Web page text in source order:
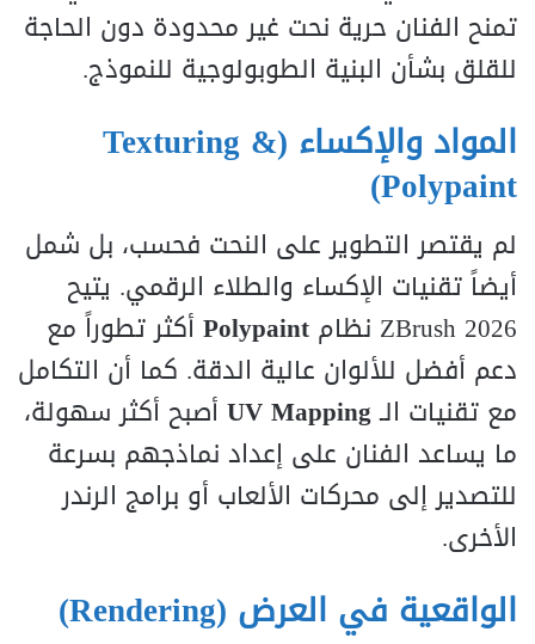
تمنح الفنان حرية نحت غير محدودة دون الحاجة
للقلق بشأن البنية الطوبولوجية للنموذج.
المواد والإكساء (Texturing &
Polypaint)
لم يقتصر التطوير على النحت فحسب، بل شمل
أيضاً تقنيات الإكساء والطلاء الرقمي. يتيح
ZBrush 2026 نظام
Polypaint أكثر تطوراً مع
دعم أفضل للألوان عالية الدقة. كما أن التكامل
مع تقنيات الـUV Mapping أصبح أكثر سهولة،
ما يساعد الفنان على إعداد نماذجهم بسرعة
للتصدير إلى محركات الألعاب أو برامج الرندر
الأخرى.
الواقعية في العرض (Rendering)